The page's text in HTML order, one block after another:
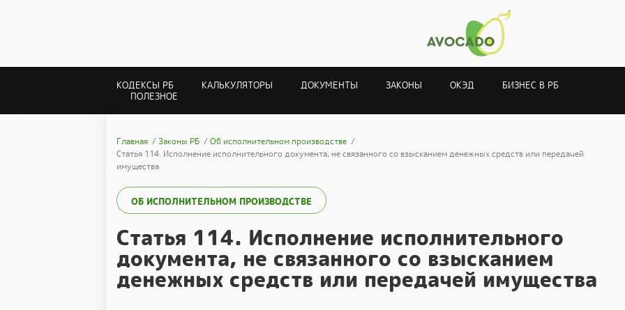
КОДЕКСЫ РБ КАЛЬКУЛЯТОРЫ ДОКУМЕНТЫ ЗАКОНЫ ОКЭД
БИЗНЕС В РБ
ПОЛЕЗНОЕ
Главная Законы РБ
Об исполнительном производстве
Статья 114. Исполнение исполнительного документа, не связанного со взысканием денежных средств или передачей
имущества
ОБ ИСПОЛНИТЕЛЬНОМ ПРОИЗВОДСТВЕ
Статья 114. Исполнение исполнительного
документа, не связанного со взысканием
денежных средств или передачей имущества